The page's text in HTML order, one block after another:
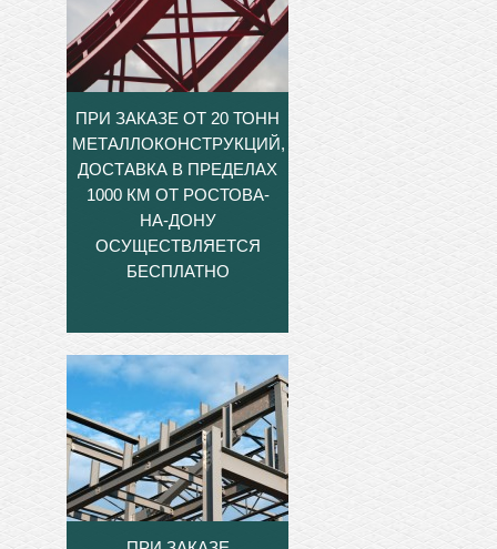
ПРИ ЗАКАЗЕ ОТ 20 ТОНН
МЕТАЛЛОКОНСТРУКЦИЙ,
ДОСТАВКА В ПРЕДЕЛАХ
1000 КМ ОТ РОСТОВА-
НА-ДОНУ
ОСУЩЕСТВЛЯЕТСЯ
БЕСПЛАТНО